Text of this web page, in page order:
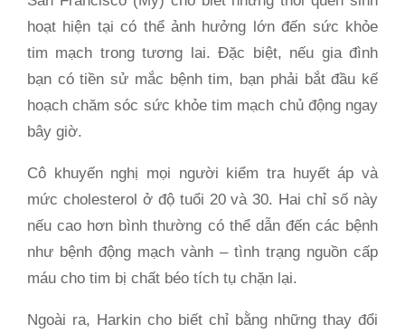
hoạt hiện tại có thể ảnh hưởng lớn đến sức khỏe
tim mạch trong tương lai. Đặc biệt, nếu gia đình
bạn có tiền sử mắc bệnh tim, bạn phải bắt đầu kế
hoạch chăm sóc sức khỏe tim mạch chủ động ngay
bây giờ.
Cô khuyến nghị mọi người kiểm tra huyết áp và
mức cholesterol ở độ tuổi 20 và 30. Hai chỉ số này
nếu cao hơn bình thường có thể dẫn đến các bệnh
như bệnh động mạch vành – tình trạng nguồn cấp
máu cho tim bị chất béo tích tụ chặn lại.
Ngoài ra, Harkin cho biết chỉ bằng những thay đổi